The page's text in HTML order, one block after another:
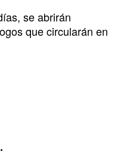
se abrirán
que circularán en